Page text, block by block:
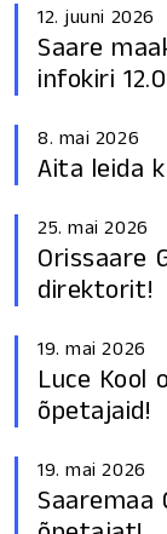
12. juuni 2026
Saare
infokiri
8. mai 2026
Aita leida
25. mai 2026
Orissaare
direktorit!
19. mai 2026
Luce Kool
õpetajaid!
19. mai 2026
Saaremaa